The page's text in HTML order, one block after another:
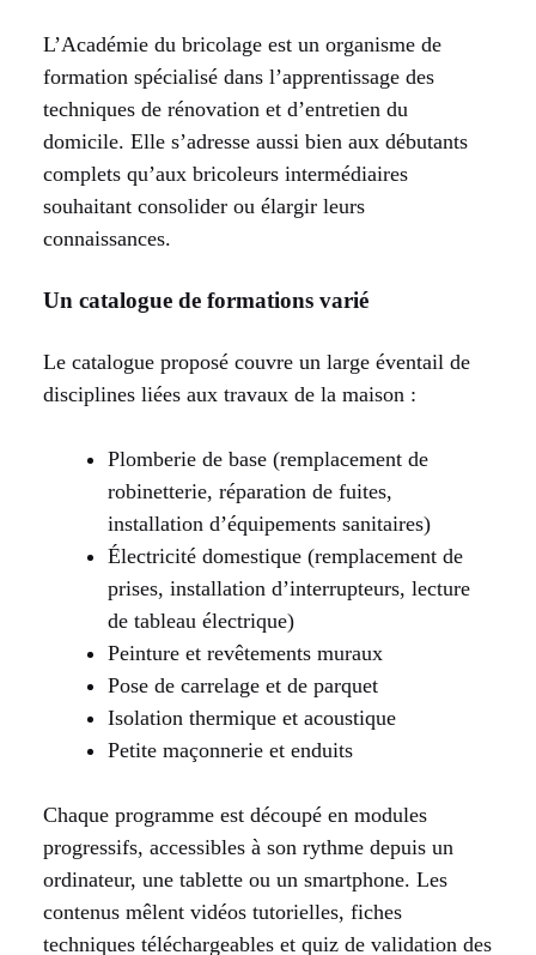
L’Académie du bricolage est un organisme de
formation spécialisé dans l’apprentissage des
techniques de rénovation et d’entretien du
domicile. Elle s’adresse aussi bien aux débutants
complets qu’aux bricoleurs intermédiaires
souhaitant consolider ou élargir leurs
connaissances.
Un catalogue de formations varié
Le catalogue proposé couvre un large éventail de
disciplines liées aux travaux de la maison :
Plomberie de base (remplacement de
robinetterie, réparation de fuites,
installation d’équipements sanitaires)
Électricité domestique (remplacement de
prises, installation d’interrupteurs, lecture
de tableau électrique)
Peinture et revêtements muraux
Pose de carrelage et de parquet
Isolation thermique et acoustique
Petite maçonnerie et enduits
Chaque programme est découpé en modules
progressifs, accessibles à son rythme depuis un
ordinateur, une tablette ou un smartphone. Les
contenus mêlent vidéos tutorielles, fiches
techniques téléchargeables et quiz de validation des